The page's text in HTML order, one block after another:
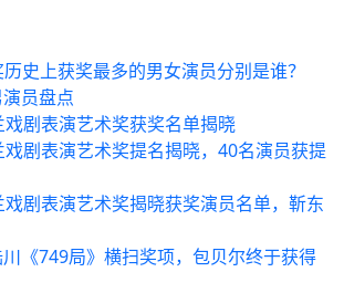
史上获奖最多的男女演员分别是谁？
员盘点
剧表演艺术奖获奖名单揭晓
剧表演艺术奖提名揭晓，40名演员获提
剧表演艺术奖揭晓获奖演员名单，靳东
《749局》横扫奖项，包贝尔终于获得